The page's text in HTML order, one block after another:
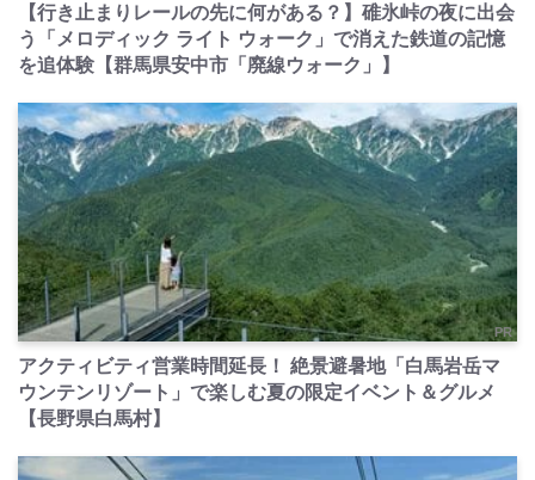
【行き止まりレールの先に何がある？】碓氷峠の夜に出会
う「メロディック ライト ウォーク」で消えた鉄道の記憶
を追体験【群馬県安中市「廃線ウォーク」】
PR
アクティビティ営業時間延長！ 絶景避暑地「白馬岩岳マ
ウンテンリゾート」で楽しむ夏の限定イベント＆グルメ
【長野県白馬村】